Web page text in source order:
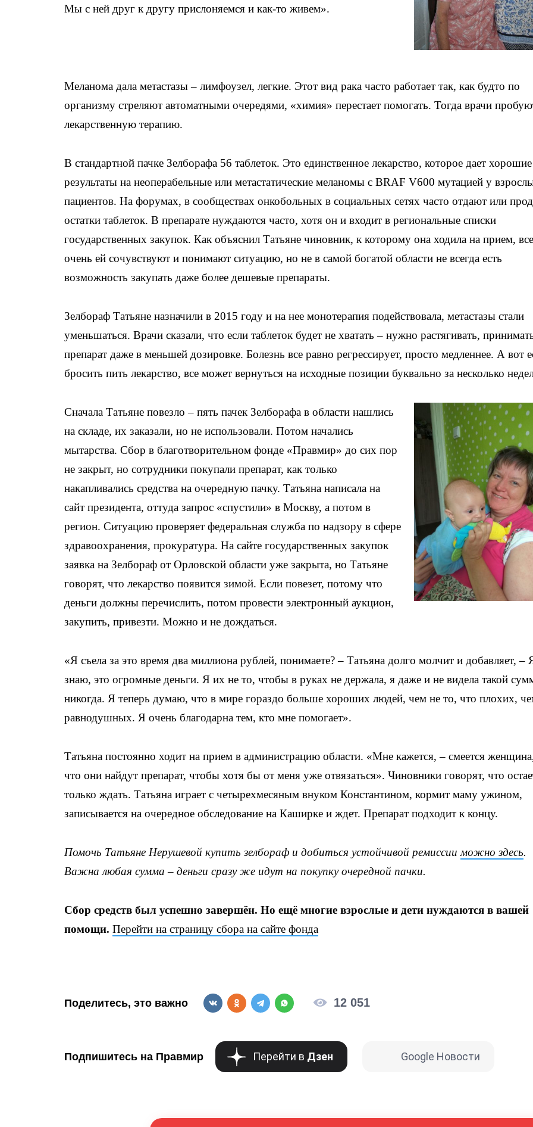
Мы с ней друг к другу прислоняемся и как-то живем».
Меланома дала метастазы – лимфоузел, легкие. Этот вид рака часто работает так, как будто по
организму стреляют автоматными очередями, «химия» перестает помогать. Тогда врачи
лекарственную терапию.
В стандартной пачке Зелборафа 56 таблеток. Это единственное лекарство, которое дает хорошие
результаты на неоперабельные или метастатические меланомы с BRAF V600 мутацией у
пациентов. На форумах, в сообществах онкобольных в социальных сетях часто отдают или
остатки таблеток. В препарате нуждаются часто, хотя он и входит в региональные списки
государственных закупок. Как объяснил Татьяне чиновник, к которому она ходила на прием, все
очень ей сочувствуют и понимают ситуацию, но не в самой богатой области не всегда есть
возможность закупать даже более дешевые препараты.
Зелбораф Татьяне назначили в 2015 году и на нее монотерапия подействовала, метастазы стали
уменьшаться. Врачи сказали, что если таблеток будет не хватать – нужно растягивать,
препарат даже в меньшей дозировке. Болезнь все равно регрессирует, просто медленнее. А вот
бросить пить лекарство, все может вернуться на исходные позиции буквально за несколько
Сначала Татьяне повезло – пять пачек Зелборафа в области нашлись
на складе, их заказали, но не использовали. Потом начались
мытарства. Сбор в благотворительном фонде «Правмир» до сих пор
не закрыт, но сотрудники покупали препарат, как только
накапливались средства на очередную пачку. Татьяна написала на
сайт президента, оттуда запрос «спустили» в Москву, а потом в
регион. Ситуацию проверяет федеральная служба по надзору в сфере
здравоохранения, прокуратура. На сайте государственных закупок
заявка на Зелбораф от Орловской области уже закрыта, но Татьяне
говорят, что лекарство появится зимой. Если повезет, потому что
деньги должны перечислить, потом провести электронный аукцион,
закупить, привезти. Можно и не дождаться.
«Я съела за это время два миллиона рублей, понимаете? – Татьяна долго молчит и добавляет, –
знаю, это огромные деньги. Я их не то, чтобы в руках не держала, я даже и не видела такой
никогда. Я теперь думаю, что в мире гораздо больше хороших людей, чем не то, что плохих,
равнодушных. Я очень благодарна тем, кто мне помогает».
Татьяна постоянно ходит на прием в администрацию области. «Мне кажется, – смеется
что они найдут препарат, чтобы хотя бы от меня уже отвязаться». Чиновники говорят, что
только ждать. Татьяна играет с четырехмесяным внуком Константином, кормит маму ужином,
записывается на очередное обследование на Каширке и ждет. Препарат подходит к концу.
Помочь Татьяне Нерушевой купить зелбораф и добиться устойчивой ремиссииможно здесь.
Важна любая сумма – деньги сразу же идут на покупку очередной пачки.
Сбор средств был успешно завершён. Но ещё многие взрослые и дети нуждаются в вашей
помощи. Перейти на страницу сбора на сайте фонда
Поделитесь, это важно 12 051
Подпишитесь на Правмир Перейти в Дзен Google Новости